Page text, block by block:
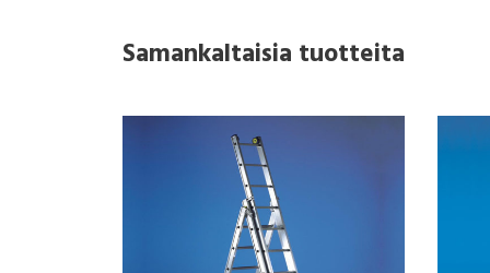
Samankaltaisia tuotteita